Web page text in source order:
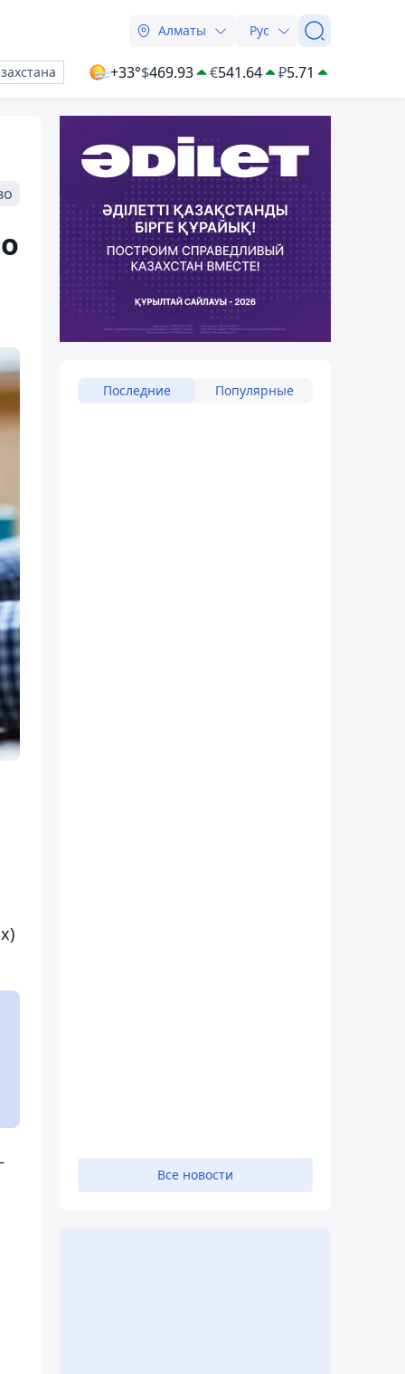
Алматы Рус
+33°$469.93 €541.64 ₽5.71
Последние Популярные
Все новости